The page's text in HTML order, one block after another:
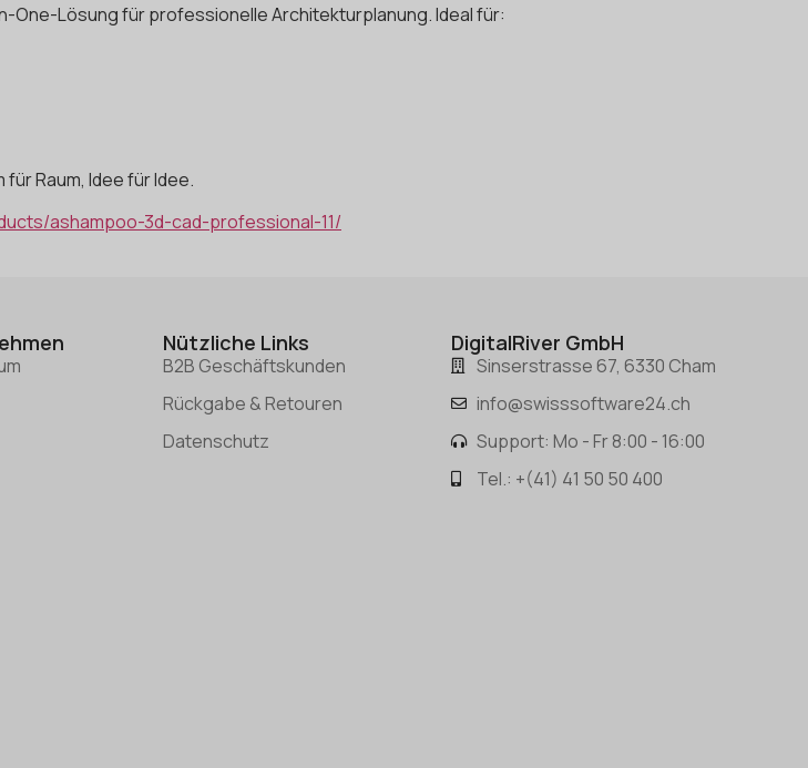
One-Lösung für professionelle Architekturplanung. Ideal für:
Raum, Idee für Idee.
ashampoo-3d-cad-professional-11/
Nützliche Links
B2B Geschäftskunden
Rückgabe & Retouren
Datenschutz
DigitalRiver GmbH
Sinserstrasse 67, 6330 Cham
info@swisssoftware24.ch
Support: Mo - Fr 8:00 - 16:00
Tel.: +(41) 41 50 50 400